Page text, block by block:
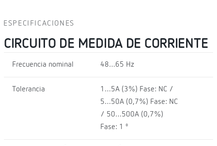
ESPECIFICACIONES
CIRCUITO DE MEDIDA DE CORRIENTE
Frecuencia nominal 48…65 Hz
Tolerancia
1…5A (3%) Fase: NC /
5…50A (0,7%) Fase: NC
/ 50…500A (0,7%)
Fase: 1 º